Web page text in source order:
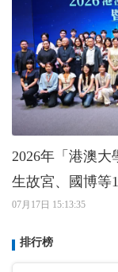
2026年「港澳
生故宮、國博等
07月17日 15:13:35
排行榜